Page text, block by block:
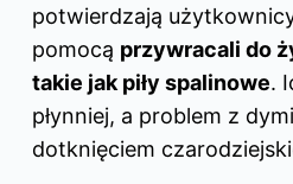
potwierdzają
pomocą przywracali do
takie jak piły spalinowe.
płynniej, a problem z
dotknięciem